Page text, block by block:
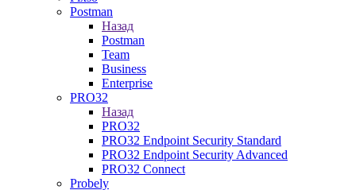
Postman
Назад
Postman
Team
Business
Enterprise
PRO32
Назад
PRO32
PRO32 Endpoint Security Standard
PRO32 Endpoint Security Advanced
PRO32 Connect
Probely